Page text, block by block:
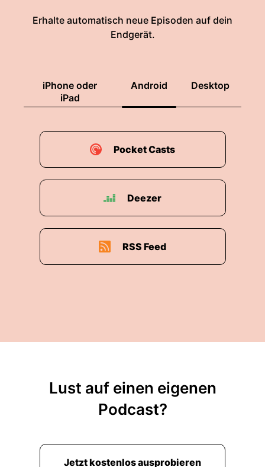
Erhalte automatisch neue Episoden auf dein
Endgerät.
iPhone oder
iPad
Android Desktop
Pocket Casts
Deezer
RSS Feed
Lust auf einen eigenen
Podcast?
Jetzt kostenlos ausprobieren